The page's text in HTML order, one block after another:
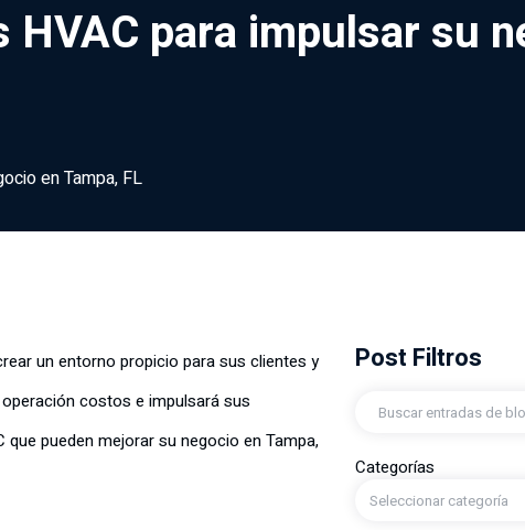
para impulsar su
en Tampa, FL
un entorno propicio para sus clientes y
costos e impulsará sus
pueden mejorar su negocio en Tampa,
Post Filtros
Categorías
Seleccionar categoría